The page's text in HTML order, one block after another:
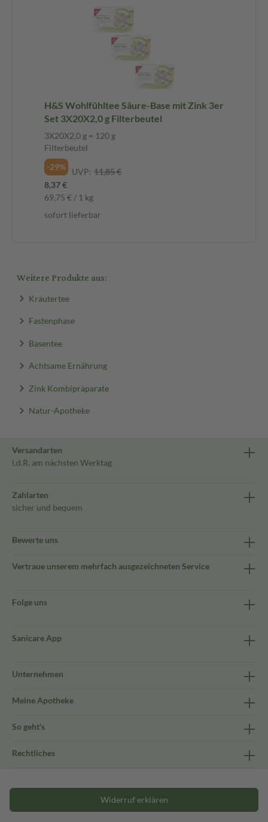
H&S Wohlfühltee Säure-Base mit Zink 3er
Set 3X20X2,0 g Filterbeutel
3X20X2,0 g = 120 g
Filterbeutel
-29%
UVP: 11,85 €
8,37 €
69,75 € / 1 kg
sofort lieferbar
Weitere Produkte aus:
Kräutertee
Fastenphase
Basentee
Achtsame Ernährung
Zink Kombipräparate
Natur-Apotheke
Versandarten
i.d.R. am nächsten Werktag
Zahlarten
sicher und bequem
Bewerte uns
Vertraue unserem mehrfach ausgezeichneten Service
Folge uns
Sanicare App
Unternehmen
Meine Apotheke
So geht's
Rechtliches
Widerruf erklären